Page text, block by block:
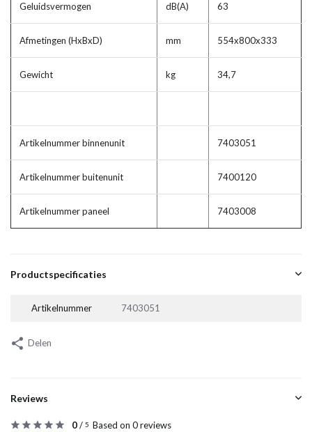
Geluidsvermogen dB(A) 63
Afmetingen (HxBxD) mm 554x800x333
Gewicht kg 34,7
Artikelnummer binnenunit 7403051
Artikelnummer buitenunit 7400120
Artikelnummer paneel 7403008
Productspecificaties
Artikelnummer 7403051
Delen
Reviews
0/ 5 Based on 0 reviews